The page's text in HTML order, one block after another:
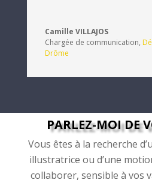
Camille VILLAJOS
Chargée de communication,
Drôme
PARLEZ-MOI DE
Vous êtes à la recherche
illustratrice ou d’une
collaborer, sensible à vos